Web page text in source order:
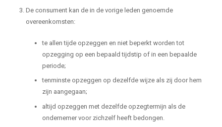
De consument kan de in de vorige leden genoemde
overeenkomsten:
te allen tijde opzeggen en niet beperkt worden tot
opzegging op een bepaald tijdstip of in een bepaalde
periode;
tenminste opzeggen op dezelfde wijze als zij door hem
zijn aangegaan;
altijd opzeggen met dezelfde opzegtermijn als de
ondernemer voor zichzelf heeft bedongen.